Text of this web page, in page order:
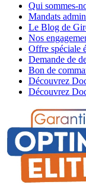
Qui sommes-
Mandats
Le Blog de
Nos
Offre spéciale
Demande de
Bon de
Découvrez
Découvrez